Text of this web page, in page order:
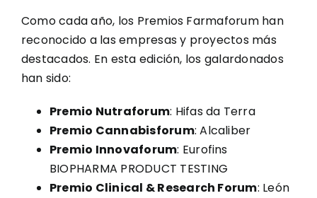
Como cada año, los Premios Farmaforum han
reconocido a las empresas y proyectos más
destacados. En esta edición, los galardonados
han sido:
Premio Nutraforum: Hifas da Terra
Premio Cannabisforum: Alcaliber
Premio Innovaforum: Eurofins
BIOPHARMA PRODUCT TESTING
Premio Clinical & Research Forum: León